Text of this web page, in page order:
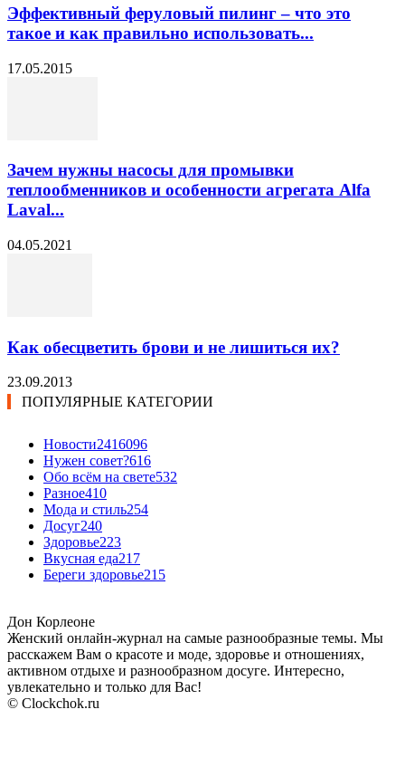
Эффективный феруловый пилинг – что это
такое и как правильно использовать...
17.05.2015
Зачем нужны насосы для промывки
теплообменников и особенности агрегата Alfa
Laval...
04.05.2021
Как обесцветить брови и не лишиться их?
23.09.2013
ПОПУЛЯРНЫЕ КАТЕГОРИИ
Новости2416096
Нужен совет?616
Обо всём на свете532
Разное410
Мода и стиль254
Досуг240
Здоровье223
Вкусная еда217
Береги здоровье215
Дон Корлеоне
Женский онлайн-журнал на самые разнообразные темы. Мы
расскажем Вам о красоте и моде, здоровье и отношениях,
активном отдыхе и разнообразном досуге. Интересно,
увлекательно и только для Вас!
© Clockchok.ru